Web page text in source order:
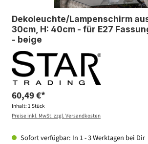
Dekoleuchte/Lampenschirm
30cm, H: 40cm - für E27
- beige
60,49 €*
Inhalt: 1 Stück
Preise inkl. MwSt. zzgl. Versandkosten
Sofort verfügbar: In 1 - 3 Werktagen bei Dir